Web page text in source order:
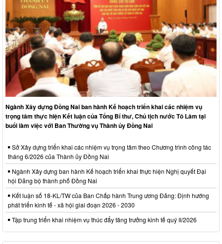
Ngành Xây dựng Đồng Nai ban hành Kế hoạch triển khai các nhiệm vụ
trọng tâm thực hiện Kết luận của Tổng Bí thư, Chủ tịch nước Tô Lâm tại
buổi làm việc với Ban Thường vụ Thành ủy Đồng Nai
Sở Xây dựng triển khai các nhiệm vụ trọng tâm theo Chương trình công tác
tháng 6/2026 của Thành ủy Đồng Nai
Ngành Xây dựng ban hành Kế hoạch triển khai thực hiện Nghị quyết Đại
hội Đảng bộ thành phố Đồng Nai
Kết luận số 18-KL/TW của Ban Chấp hành Trung ương Đảng: Định hướng
phát triển kinh tế - xã hội giai đoạn 2026 - 2030
Tập trung triển khai nhiệm vụ thúc đẩy tăng trưởng kinh tế quý II/2026